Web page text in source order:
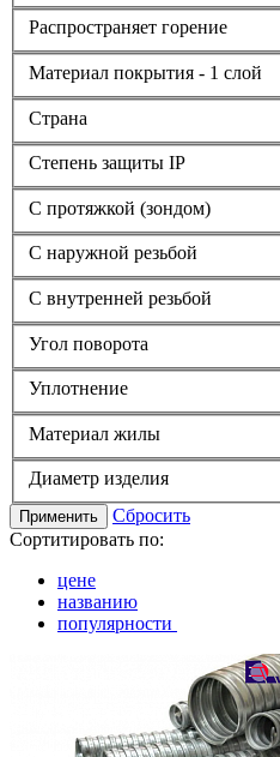
Распространяет горение
Материал покрытия - 1 слой
Страна
Степень защиты IP
С протяжкой (зондом)
С наружной резьбой
С внутренней резьбой
Угол поворота
Уплотнение
Материал жилы
Диаметр изделия
Применить
Сбросить
Сортитировать по:
цене
названию
популярности